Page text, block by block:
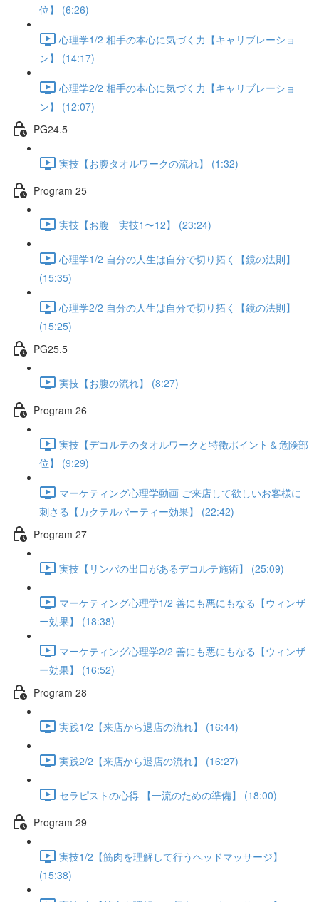
位】 (6:26)
心理学1/2 相手の本心に気づく力【キャリブレーショ
ン】 (14:17)
心理学2/2 相手の本心に気づく力【キャリブレーショ
ン】 (12:07)
PG24.5
実技【お腹タオルワークの流れ】 (1:32)
Program 25
実技【お腹 実技1〜12】 (23:24)
心理学1/2 自分の人生は自分で切り拓く【鏡の法則】
(15:35)
心理学2/2 自分の人生は自分で切り拓く【鏡の法則】
(15:25)
PG25.5
実技【お腹の流れ】 (8:27)
Program 26
実技【デコルテのタオルワークと特徴ポイント＆危険部
位】 (9:29)
マーケティング心理学動画 ご来店して欲しいお客様に
刺さる【カクテルパーティー効果】 (22:42)
Program 27
実技【リンパの出口があるデコルテ施術】 (25:09)
マーケティング心理学1/2 善にも悪にもなる【ウィンザ
ー効果】 (18:38)
マーケティング心理学2/2 善にも悪にもなる【ウィンザ
ー効果】 (16:52)
Program 28
実践1/2【来店から退店の流れ】 (16:44)
実践2/2【来店から退店の流れ】 (16:27)
セラピストの心得 【一流のための準備】 (18:00)
Program 29
実技1/2【筋肉を理解して行うヘッドマッサージ】
(15:38)